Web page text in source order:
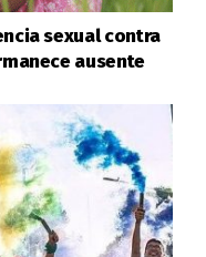
sexual contra
ausente